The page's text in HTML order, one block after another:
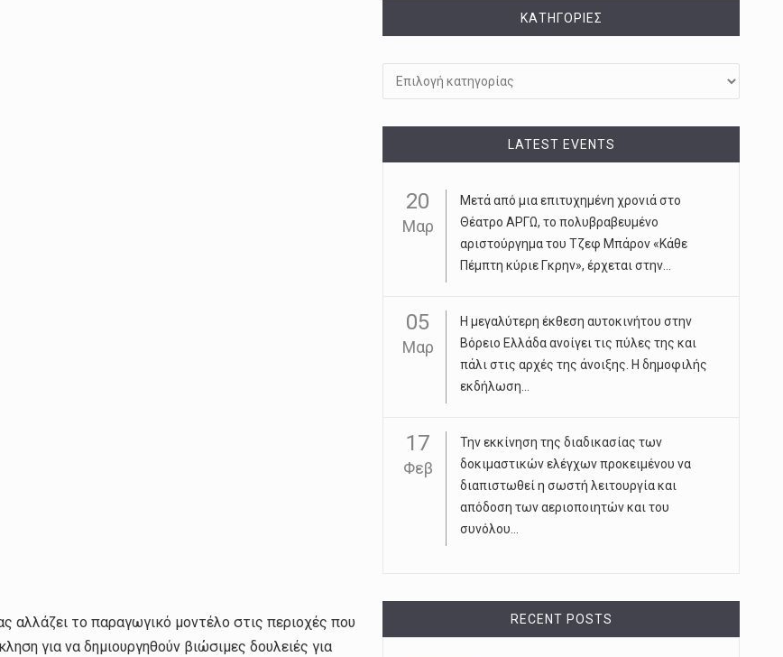
αλλάζει το παραγωγικό μοντέλο στις περιοχές που
για να δημιουργηθούν βιώσιμες δουλειές για
KΑΤΗΓΟΡΊΕΣ
LATEST EVENTS
20
Μαρ
Μετά από μια επιτυχημένη χρονιά στο
Θέατρο ΑΡΓΩ, το πολυβραβευμένο
αριστούργημα του Τζεφ Μπάρον «Κάθε
Πέμπτη κύριε Γκρην», έρχεται στην...
05
Μαρ
Η μεγαλύτερη έκθεση αυτοκινήτου στην
Βόρειο Ελλάδα ανοίγει τις πύλες της και
πάλι στις αρχές της άνοιξης. Η δημοφιλής
εκδήλωση...
17
Φεβ
Την εκκίνηση της διαδικασίας των
δοκιμαστικών ελέγχων προκειμένου να
διαπιστωθεί η σωστή λειτουργία και
απόδοση των αεριοποιητών και του
συνόλου...
RECENT POSTS